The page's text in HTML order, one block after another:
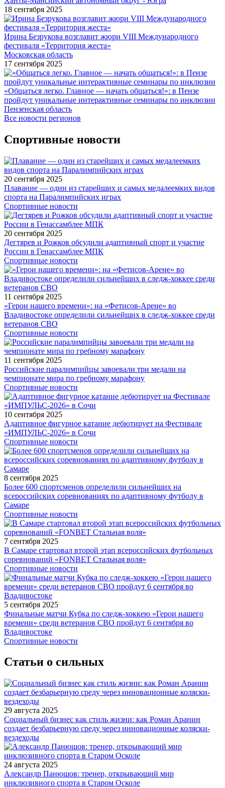
18 сентября 2025
Ирина Безрукова возглавит жюри VIII Международного
фестиваля «Территория жеста»
Московская область
17 сентября 2025
«Общаться легко. Главное — начать общаться!»: в Пензе
пройдут уникальные интерактивные семинары по инклюзии
Пензенская область
Все новости регионов
Спортивные новости
20 сентября 2025
Плавание — один из старейших и самых медалеемких видов
спорта на Паралимпийских играх
Спортивные новости
20 сентября 2025
Дегтярев и Рожков обсудили адаптивный спорт и участие
России в Генассамблее МПК
Спортивные новости
11 сентября 2025
«Герои нашего времени»: на «Фетисов-Арене» во
Владивостоке определили сильнейших в следж-хоккее среди
ветеранов СВО
Спортивные новости
11 сентября 2025
Российские паралимпийцы завоевали три медали на
чемпионате мира по гребному марафону
Спортивные новости
10 сентября 2025
Адаптивное фигурное катание дебютирует на Фестивале
«ИМПУЛЬС-2026» в Сочи
Спортивные новости
8 сентября 2025
Более 600 спортсменов определили сильнейших на
всероссийских соревнованиях по адаптивному футболу в
Самаре
Спортивные новости
7 сентября 2025
В Самаре стартовал второй этап всероссийских футбольных
соревнований «FONBET Стальная воля»
Спортивные новости
5 сентября 2025
Финальные матчи Кубка по следж-хоккею «Герои нашего
времени» среди ветеранов СВО пройдут 6 сентября во
Владивостоке
Спортивные новости
Статьи о сильных
29 августа 2025
Социальный бизнес как стиль жизни: как Роман Аранин
создает безбарьерную среду через инновационные коляски-
вездеходы
24 августа 2025
Александр Панюшов: тренер, открывающий мир
инклюзивного спорта в Старом Осколе